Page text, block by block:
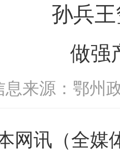
孙兵
做强
息来源：鄂州
讯（全媒体